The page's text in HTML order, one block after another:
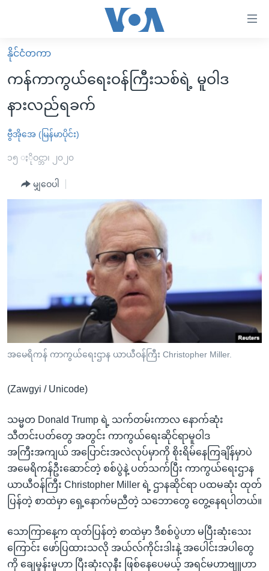
လွယ်ကူ
စေ
Link
များ
ပင်မ
စာမျက်နှာ
သို့
ကြည့်
ရှာဖွေ
နေရာ
သို့
ကျော်
ရန်
မူလစာမျက်နှာ
မြန်မာ
ကမ္ဘာ့သတင်းများ
နိုင်ငံတကာ
အစ္စရေး-ပါလက်စတိုင်း
ဗွီဒီယို
အင်္ဂလိပ်စာလေ့လာမယ်
အမေရိကန်သုံးအီဒီယံ
မကြေးမုံရဲ့ အင်္ဂလိပ်စာ
ရုပ်ရှင်ထဲက အင်္ဂလိပ်စာ
သုတပဒေသာ အင်္ဂလိပ်စာ
ရေဒီယိုနှင့်ရုပ်သံ အချက်အလက်များ
ရေဒီယို/တီဗွီအစီအစဉ်
ဗွီအိုအေ လူမှုကွန်ယက်များ
နိုင်ငံတကာ
ကန်ကာကွယ်ရေးဝန်ကြီးသစ်ရဲ့ မူဝါဒ
နားလည်ရခက်
ဗွီအိုအေ (မြန်မာပိုင်း)
၁၅ ႏိုဝင္ဘာ၊ ၂၀၂၀
မျှဝေပါ
အမေရိကန် ကာကွယ်ရေးဌာန ယာယီဝန်ကြီး Christopher Miller.
(Zawgyi / Unicode)
သမ္မတ Donald Trump ရဲ့ သက်တမ်းကာလ နောက်ဆုံး
သီတင်းပတ်တွေ အတွင်း ကာကွယ်ရေးဆိုင်ရာမူဝါဒ
အကြီးအကျယ် အပြောင်းအလဲလုပ်မှာကို စိုးရိမ်နေကြချိန်မှာပဲ
အမေရိကန်ဦးဆောင်တဲ့ စစ်ပွဲနဲ့ ပတ်သက်ပြီး ကာကွယ်ရေးဌာန
ယာယီဝန်ကြီး Christopher Miller ရဲ့ ဌာနဆိုင်ရာ ပထမဆုံး ထုတ်
ပြန်တဲ့ စာထဲမှာ ရှေ့နောက်မညီတဲ့ သဘောတွေ တွေ့နေရပါတယ်။
သောကြာနေ့က ထုတ်ပြန်တဲ့ စာထဲမှာ ဒီစစ်ပွဲဟာ မပြီးဆုံးသေး
ကြောင်း ဖော်ပြထားသလို အယ်လ်ကိုင်းဒါးနဲ့ အပေါင်းအပါတွေ
ကို ချေမှုန်းမှုဟာ ပြီးဆုံးလုနီး ဖြစ်နေပေမယ့် အရင်မဟာဗျူဟာ